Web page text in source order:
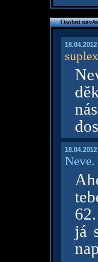
Osobní
suplex
Neve.
já